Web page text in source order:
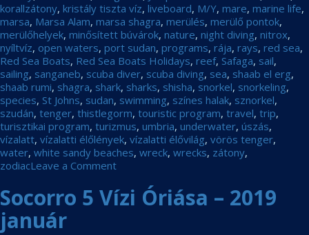
korallzátony, kristály tiszta víz, liveboard, M/Y, mare, marine life,
marsa, Marsa Alam, marsa shagra, merülés, merülő pontok,
merülőhelyek, minősített búvárok, nature, night diving, nitrox,
nyíltvíz, open waters, port sudan, programs, rája, rays, red sea,
Red Sea Boats, Red Sea Boats Holidays, reef, Safaga, sail,
sailing, sanganeb, scuba diver, scuba diving, sea, shaab el erg,
shaab rumi, shagra, shark, sharks, shisha, snorkel, snorkeling,
species, St Johns, sudan, swimming, színes halak, sznorkel,
szudán, tenger, thistlegorm, touristic program, travel, trip,
turisztikai program, turizmus, umbria, underwater, úszás,
vízalatt, vízalatti élőlények, vízalatti élővilág, vörös tenger,
water, white sandy beaches, wreck, wrecks, zátony,
zodiacLeave a Commenton
es
utak
Socorro 5 Vízi Óriása – 2019
január